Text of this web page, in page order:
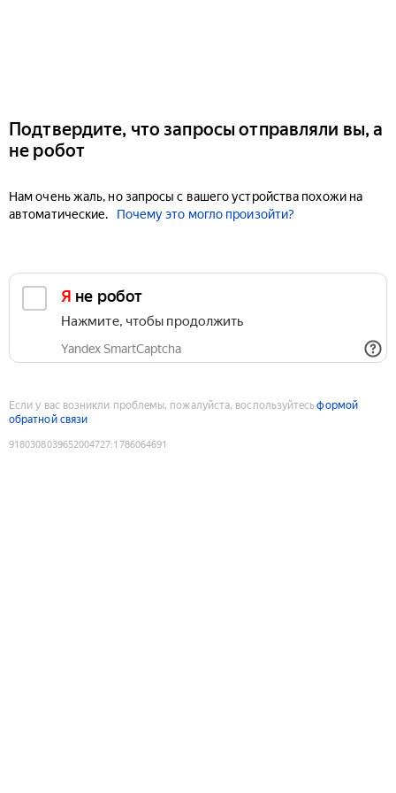
Подтвердите, что запросы отправляли вы, а
не робот
Нам очень жаль, но запросы с вашего устройства похожи на
автоматические.
Почему это могло произойти?
Я не робот
Нажмите, чтобы продолжить
Yandex SmartCaptcha
Если у вас возникли проблемы, пожалуйста, воспользуйтесьформой
обратной связи
9180308039652004727:1786064691